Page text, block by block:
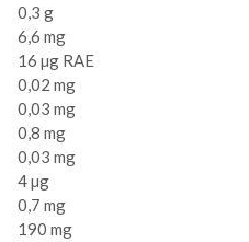
0,3 g
6,6 mg
16 µg RAE
0,02 mg
0,03 mg
0,8 mg
0,03 mg
4 µg
0,7 mg
190 mg